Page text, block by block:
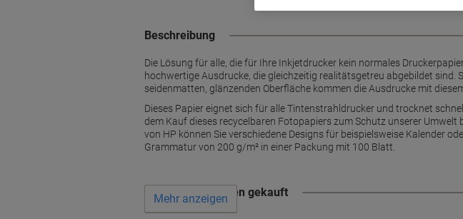
Beschreibung
Die Lösung für alle, die für Ihre Inkjetdrucker kein normales
hochwertige Ausdrucke, die gleichzeitig realitätsgetreu abgebildet sind.
seidenmatten, glänzenden Oberfläche kommen die Ausdrucke mit
Dieses Papier eignet sich für alle Tintenstrahldrucker und trocknet
dem Kauf dieses recycelbaren Fotopapiers zum Schutz unserer
von HP können Sie verschiedene Designs für beispielsweise Kalender
Grammatur von 200 g/m² in einer Packung mit 100 Blatt.
Wird oft zusammen gekauft
Mehr anzeigen